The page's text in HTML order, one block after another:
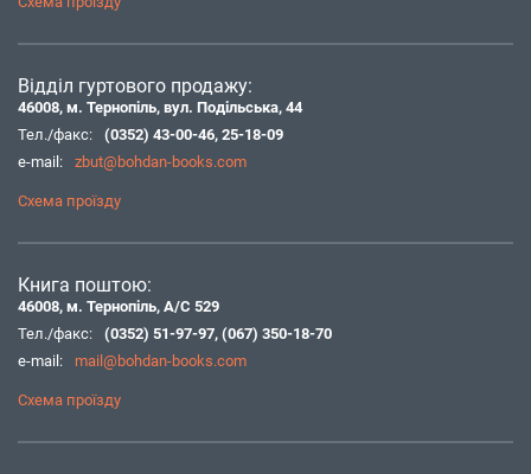
Відділ гуртового продажу:
46008, м. Тернопіль, вул. Подільська, 44
Тел./факс:
(0352) 43-00-46, 25-18-09
e-mail:
zbut@bohdan-books.com
Схема проїзду
Книга поштою:
46008, м. Тернопіль, А/С 529
Тел./факс:
(0352) 51-97-97, (067) 350-18-70
e-mail:
mail@bohdan-books.com
Схема проїзду